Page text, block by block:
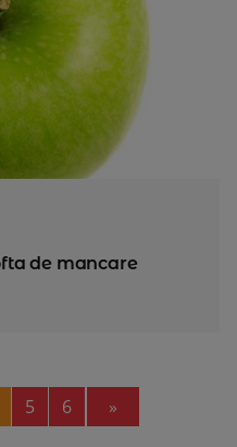
de mancare
5 6 »